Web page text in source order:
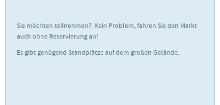
Sie möchten teilnehmen?: Kein Problem, fahren Sie den Markt
auch ohne Reservierung an!
Es gibt genügend Standplätze auf dem großen Gelände.